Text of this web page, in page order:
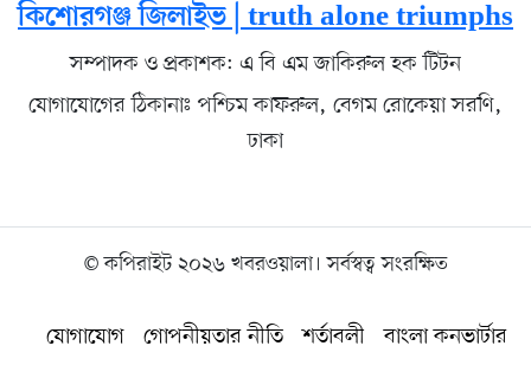
কিশোরগঞ্জ জিলাইভ | truth alone triumphs
সম্পাদক ও প্রকাশক: এ বি এম জাকিরুল হক টিটন
যোগাযোগের ঠিকানাঃ পশ্চিম কাফরুল, বেগম রোকেয়া সরণি,
ঢাকা
© কপিরাইট ২০২৬ খবরওয়ালা। সর্বস্বত্ব সংরক্ষিত
যোগাযোগ গোপনীয়তার নীতি শর্তাবলী বাংলা কনভার্টার